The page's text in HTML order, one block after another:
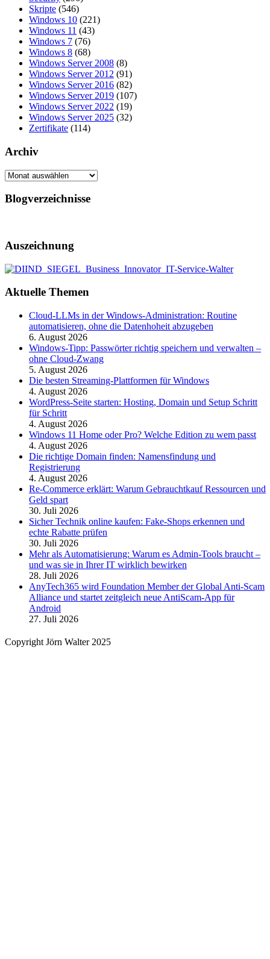
Skripte (546)
Windows 10 (221)
Windows 11 (43)
Windows 7 (76)
Windows 8 (68)
Windows Server 2008 (8)
Windows Server 2012 (91)
Windows Server 2016 (82)
Windows Server 2019 (107)
Windows Server 2022 (19)
Windows Server 2025 (32)
Zertifikate (114)
Archiv
Archiv
Blogverzeichnisse
Auszeichnung
Aktuelle Themen
Cloud-LLMs in der Windows-Administration: Routine
automatisieren, ohne die Datenhoheit abzugeben
6. August 2026
Windows-Tipp: Passwörter richtig speichern und verwalten –
ohne Cloud-Zwang
5. August 2026
Die besten Streaming-Plattformen für Windows
4. August 2026
WordPress-Seite starten: Hosting, Domain und Setup Schritt
für Schritt
4. August 2026
Windows 11 Home oder Pro? Welche Edition zu wem passt
4. August 2026
Die richtige Domain finden: Namensfindung und
Registrierung
4. August 2026
Re-Commerce erklärt: Warum Gebrauchtkauf Ressourcen und
Geld spart
30. Juli 2026
Sicher Technik online kaufen: Fake-Shops erkennen und
echte Rabatte prüfen
30. Juli 2026
Mehr als Automatisierung: Warum es Admin-Tools braucht –
und was sie in Ihrer IT wirklich bewirken
28. Juli 2026
AnyTech365 wird Foundation Member der Global Anti-Scam
Alliance und startet zeitgleich neue AntiScam-App für
Android
27. Juli 2026
Copyright Jörn Walter 2025